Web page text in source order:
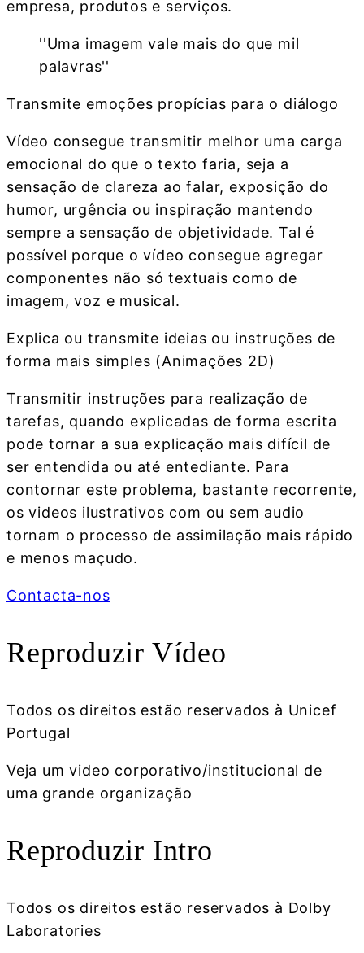
empresa, produtos e serviços.
''Uma imagem vale mais do que mil
palavras''
Transmite emoções propícias para o diálogo
Vídeo consegue transmitir melhor uma carga
emocional do que o texto faria, seja a
sensação de clareza ao falar, exposição do
humor, urgência ou inspiração mantendo
sempre a sensação de objetividade. Tal é
possível porque o vídeo consegue agregar
componentes não só textuais como de
imagem, voz e musical.
Explica ou transmite ideias ou instruções de
forma mais simples (Animações 2D)
Transmitir instruções para realização de
tarefas, quando explicadas de forma escrita
pode tornar a sua explicação mais difícil de
ser entendida ou até entediante. Para
contornar este problema, bastante recorrente,
os videos ilustrativos com ou sem audio
tornam o processo de assimilação mais rápido
e menos maçudo.
Contacta-nos
Reproduzir Vídeo
Todos os direitos estão reservados à Unicef
Portugal
Veja um video corporativo/institucional de
uma grande organização
Reproduzir Intro
Todos os direitos estão reservados à Dolby
Laboratories